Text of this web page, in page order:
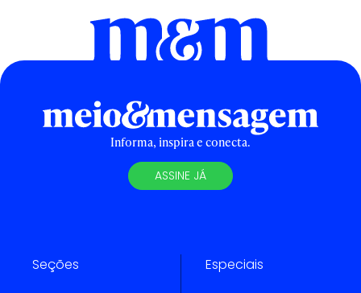
Informa, inspira e conecta.
ASSINE JÁ
Seções Especiais